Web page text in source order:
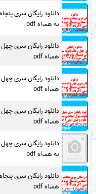
دانلود رایگان سری
به همراه pdf
دانلود رایگان سری
همراه pdf
دانلود رایگان سری
همراه pdf
دانلود رایگان سری
همراه pdf
دانلود رایگان سری
به همراه pdf
دانلود رایگان سری
همراه pdf